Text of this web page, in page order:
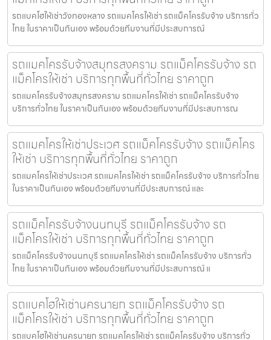
รถแบคโฮให้เช่าวังทองหลาง รถแมคโครให้เช่า รถแม็คโครรับจ้าง บริการทั่ว
ไทย ในราคาเป็นกันเอง พร้อมด้วยทีมงานที่มีประสบการณ์
รถแมคโครรับจ้างสมุทรสงคราม รถแม็คโครรับจ้าง รถ
แม็คโครให้เช่า บริการทุกพื้นที่ทั่วไทย ราคาถูก
รถแมคโครรับจ้างสมุทรสงคราม รถแมคโครให้เช่า รถแม็คโครรับจ้าง
บริการทั่วไทย ในราคาเป็นกันเอง พร้อมด้วยทีมงานที่มีประสบการณ
รถแมคโครให้เช่าประเวศ รถแม็คโครรับจ้าง รถแม็คโคร
ให้เช่า บริการทุกพื้นที่ทั่วไทย ราคาถูก
รถแมคโครให้เช่าประเวศ รถแมคโครให้เช่า รถแม็คโครรับจ้าง บริการทั่วไทย
ในราคาเป็นกันเอง พร้อมด้วยทีมงานที่มีประสบการณ์ และ
รถแม็คโครรับจ้างนนทบุรี รถแม็คโครรับจ้าง รถ
แม็คโครให้เช่า บริการทุกพื้นที่ทั่วไทย ราคาถูก
รถแม็คโครรับจ้างนนทบุรี รถแมคโครให้เช่า รถแม็คโครรับจ้าง บริการทั่ว
ไทย ในราคาเป็นกันเอง พร้อมด้วยทีมงานที่มีประสบการณ์ แ
รถแบคโฮให้เช่านครนายก รถแม็คโครรับจ้าง รถ
แม็คโครให้เช่า บริการทุกพื้นที่ทั่วไทย ราคาถูก
รถแบคโฮให้เช่านครนายก รถแมคโครให้เช่า รถแม็คโครรับจ้าง บริการทั่ว